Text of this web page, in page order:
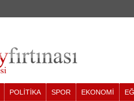
POLİTİKA SPOR EKONOMİ